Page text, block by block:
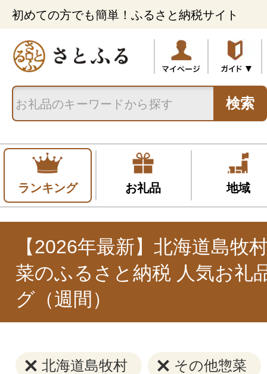
初めての方でも簡単！ふるさと納税サイト
検索
ランキング お礼品 地域
【2026年最新】北海道島牧
菜のふるさと納税 人気お礼
グ（週間）
北海道島牧村 その他惣菜